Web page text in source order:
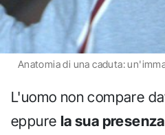
Anatomia di una caduta:
L'uomo non compare
eppure la sua